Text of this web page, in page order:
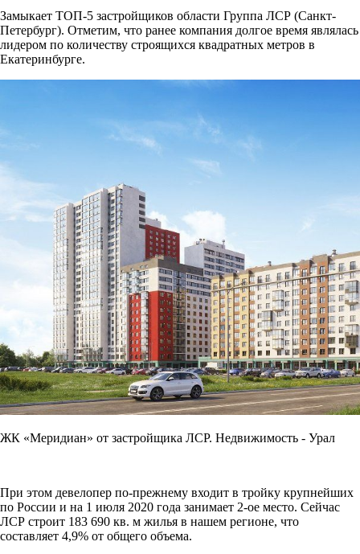
Замыкает ТОП-5 застройщиков области Группа ЛСР (Санкт-
Петербург). Отметим, что ранее компания долгое время являлась
лидером по количеству строящихся квадратных метров в
Екатеринбурге.
ЖК «Меридиан» от застройщика ЛСР. Недвижимость - Урал
При этом девелопер по-прежнему входит в тройку крупнейших
по России и на 1 июля 2020 года занимает 2-ое место. Сейчас
ЛСР строит 183 690 кв. м жилья в нашем регионе, что
составляет 4,9% от общего объема.